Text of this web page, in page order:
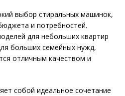
выбор стиральных машинок,
и потребностей.
для небольших квартир
больших семейных нужд,
отличным качеством и
собой идеальное сочетание